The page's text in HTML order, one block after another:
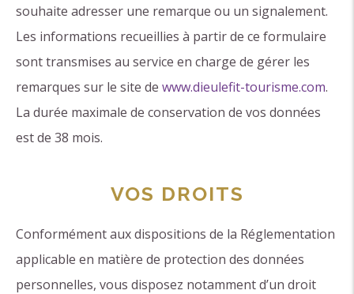
souhaite adresser une remarque ou un signalement.
Les informations recueillies à partir de ce formulaire
sont transmises au service en charge de gérer les
remarques sur le site de www.dieulefit-tourisme.com.
La durée maximale de conservation de vos données
est de 38 mois.
VOS DROITS
Conformément aux dispositions de la Réglementation
applicable en matière de protection des données
personnelles, vous disposez notamment d’un droit